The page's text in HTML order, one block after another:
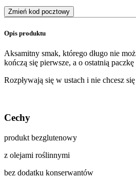
Zmień kod pocztowy
Opis produktu
Aksamitny smak, którego długo nie
kończą się pierwsze, a o ostatnią
Rozpływają się w ustach i nie chcesz
Cechy
produkt bezglutenowy
z olejami roślinnymi
bez dodatku konserwantów